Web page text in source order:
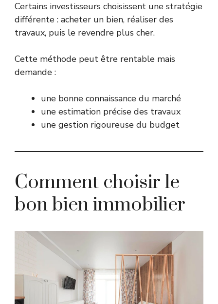
Certains investisseurs choisissent une stratégie
différente : acheter un bien, réaliser des
travaux, puis le revendre plus cher.
Cette méthode peut être rentable mais
demande :
une bonne connaissance du marché
une estimation précise des travaux
une gestion rigoureuse du budget
Comment choisir le
bon bien immobilier